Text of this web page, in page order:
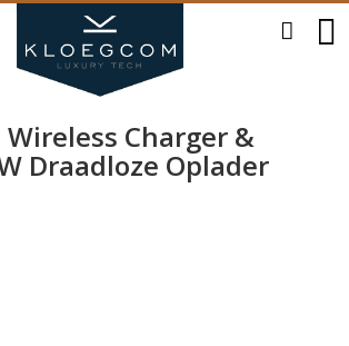
Wireless Charger &
Draadloze Oplader